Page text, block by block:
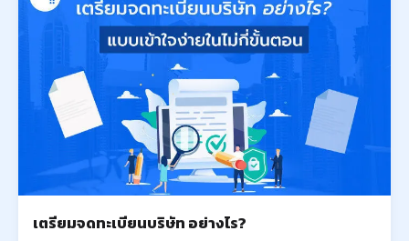
เตรียมจดทะเบียนบริษัท อย่างไร?